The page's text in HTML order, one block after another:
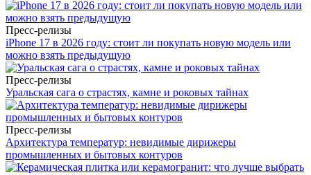
Пресс-релизы
iPhone 17 в 2026 году: стоит ли покупать новую модель или
можно взять предыдущую
Пресс-релизы
Уральская сага о страстях, камне и роковых тайнах
Пресс-релизы
Архитектура температур: невидимые дирижеры
промышленных и бытовых контуров